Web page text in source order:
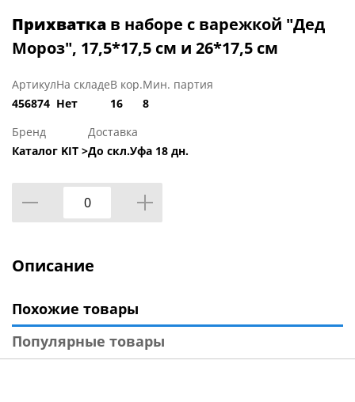
Прихватка в наборе с варежкой "Дед
Мороз", 17,5*17,5 см и 26*17,5 см
Артикул
456874
На складе
Нет
В кор.
16
Мин. партия
8
Бренд
Каталог KIT >
Доставка
До скл.Уфа 18 дн.
Описание
Похожие товары
Популярные товары